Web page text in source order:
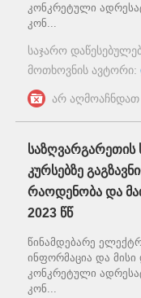
კონკრეტული
კონ...
საჯარო
მოთხოვნის ავტორი:
არ
საზღვარგარეთის
კურსებზე
რაოდენობა და
2023 წწ
წინამდებარე
ინფორმაცია და
კონკრეტული
კონ...